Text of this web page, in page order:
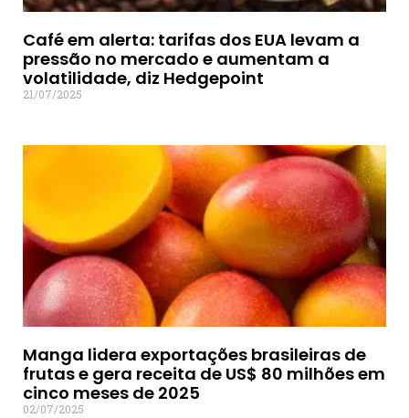
Café em alerta: tarifas dos EUA levam a
pressão no mercado e aumentam a
volatilidade, diz Hedgepoint
21/07/2025
Manga lidera exportações brasileiras de
frutas e gera receita de US$ 80 milhões em
cinco meses de 2025
02/07/2025